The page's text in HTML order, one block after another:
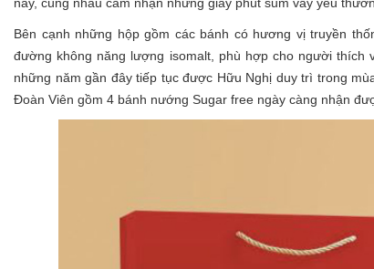
Bên cạnh những hộp gồm các bánh có hương vị truyền
đường không năng lượng isomalt, phù hợp cho người
những năm gần đây tiếp tục được Hữu Nghị duy trì trong
Đoàn Viên gồm 4 bánh nướng Sugar free ngày càng nhận